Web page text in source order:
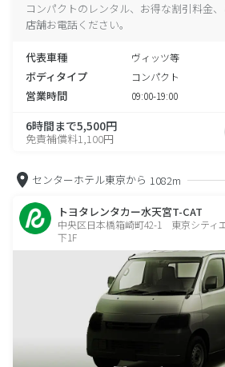
コンパクトのレンタル、お得な割引料金
店舗お電話ください。
代表車種 ヴィッツ等
ボディタイプ コンパクト
営業時間 09:00-19:00
6時間まで5,500円
免責補償料1,100円
センターホテル東京から 1082m
トヨタレンタカー水天宮T-CAT
中央区日本橋箱崎町42-1 東京シティ
下1F